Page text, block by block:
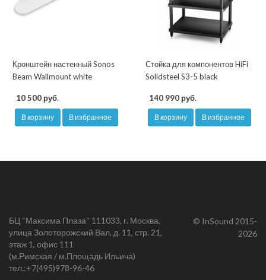
Кронштейн настенный Sonos
Beam Wallmount white
10 500 руб.
В корзину В избранное
Стойка для компонентов HiFi
Solidsteel S3-5 black
140 990 руб.
В корзину В избранное
БЦ “Максима Плаза“ 111033, г. Москва,
улица Золоторожский Вал, д. 11, стр. 21,
этаж 1, офис 111
(м.Римская / м.Площадь Ильича)
тел.:+7(495)978-96-46
© InSound 2015-
2026